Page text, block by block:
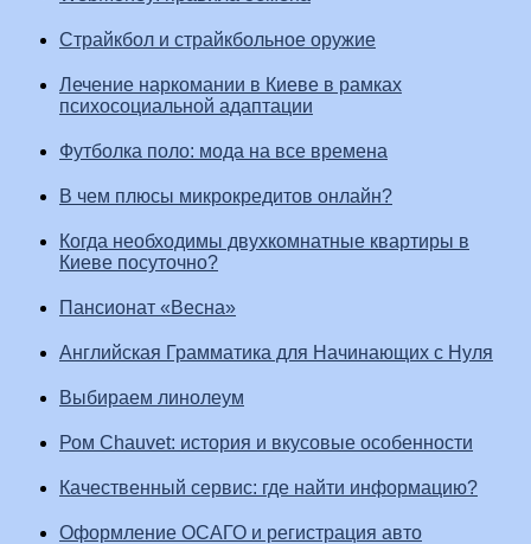
Страйкбол и страйкбольное оружие
Лечение наркомании в Киеве в рамках
психосоциальной адаптации
Футболка поло: мода на все времена
В чем плюсы микрокредитов онлайн?
Когда необходимы двухкомнатные квартиры в
Киеве посуточно?
Пансионат «Весна»
Английская Грамматика для Начинающих с Нуля
Выбираем линолеум
Ром Сhauvet: история и вкусовые особенности
Качественный сервис: где найти информацию?
Оформление ОСАГО и регистрация авто